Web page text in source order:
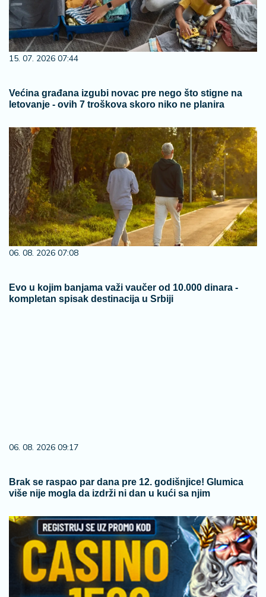
15. 07. 2026 07:44
Većina građana izgubi novac pre nego što stigne na
letovanje - ovih 7 troškova skoro niko ne planira
06. 08. 2026 07:08
Evo u kojim banjama važi vaučer od 10.000 dinara -
kompletan spisak destinacija u Srbiji
06. 08. 2026 09:17
Brak se raspao par dana pre 12. godišnjice! Glumica
više nije mogla da izdrži ni dan u kući sa njim